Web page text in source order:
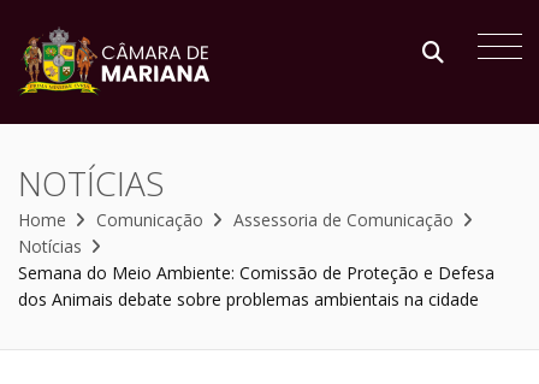
NOTÍCIAS
Home Comunicação
Assessoria de Comunicação
Notícias
Semana do Meio Ambiente: Comissão de Proteção e Defesa
dos Animais debate sobre problemas ambientais na cidade